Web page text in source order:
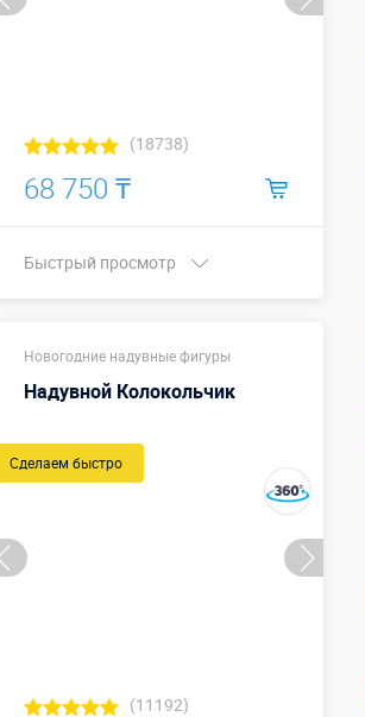
(18738)
68 750 ₸
Быстрый просмотр
Новогодние надувные фигуры
Надувной Колокольчик
Сделаем быстро
(11192)